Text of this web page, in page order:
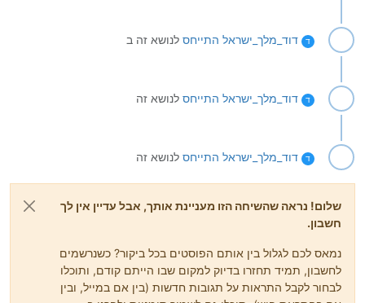
ד דוד_מלך_ישראל התייחס לנושא זה ב
ד דוד_מלך_ישראל התייחס לנושא זה
ד דוד_מלך_ישראל התייחס לנושא זה
שלום! נראה שהשיחה הזו מעניינת אותך, אבל עדיין אין לך
חשבון.
נמאס לכם לגלול בין אותם הפוסטים בכל ביקור? כשנרשמים
לחשבון, תמיד תחזרו בדיוק למקום שבו הייתם קודם, ותוכלו
לבחור לקבל התראות על תגובות חדשות (בין אם במייל, ובין